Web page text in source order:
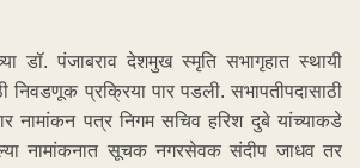
डॉ. पंजाबराव देशमुख स्मृति सभागृहात स्थायी
निवडणूक प्रक्रिया पार पडली. सभापतीपदासाठी
नामांकन पत्र निगम सचिव हरिश दुबे यांच्याकडे
नामांकनात सूचक नगरसेवक संदीप जाधव तर